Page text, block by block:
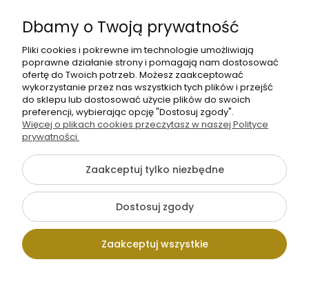
Informacje
O nas
Pokaż pełną wersję strony
Sklep internetowy Shoper.pl
Dbamy o Twoją prywatność
Pliki cookies i pokrewne im technologie umożliwiają
poprawne działanie strony i pomagają nam dostosować
ofertę do Twoich potrzeb. Możesz zaakceptować
wykorzystanie przez nas wszystkich tych plików i przejść
do sklepu lub dostosować użycie plików do swoich
preferencji, wybierając opcję "Dostosuj zgody".
Więcej o plikach cookies przeczytasz w naszej Polityce
prywatności.
Zaakceptuj tylko niezbędne
Dostosuj zgody
Zaakceptuj wszystkie